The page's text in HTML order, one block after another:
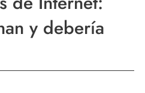
y debería